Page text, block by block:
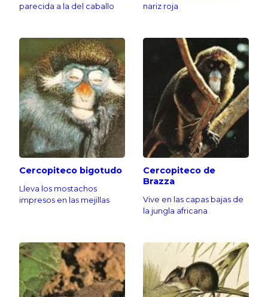
parecida a la del caballo
nariz roja
Cercopiteco bigotudo
Lleva los mostachos
impresos en las mejillas
Cercopiteco de
Brazza
Vive en las capas bajas de
la jungla africana